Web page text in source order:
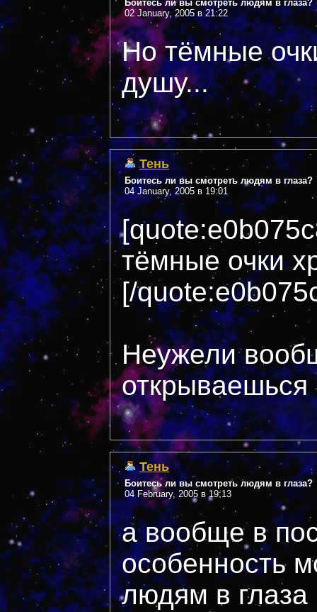
Боитесь ли вы смотреть людям в глаза?
02 January, 2005 в 21:22
Но тёмные
душу...
Тень
Боитесь ли вы смотреть людям в глаза?
04 January, 2005 в 19:01
тёмные очки
[/
Неужели
Тень
Боитесь ли вы смотреть людям в глаза?
04 February, 2005 в 19:13
а вообще в
особенность
людям в глаза